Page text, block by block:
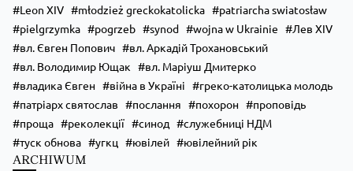
Leon XIV
młodzież greckokatolicka
patriarcha swiatosław
pielgrzymka
pogrzeb synod wojna w Ukrainie
Лев XIV
вл. Євген Попович
вл. Аркадій Трохановський
вл. Володимир Ющак
вл. Маріуш Дмитерко
владика Євген
війна в Україні
греко-католицька молодь
патріарх святослав
послання похорон
проповідь
проща
реколекції синод
служебниці НДМ
туск обнова
угкц ювілей ювілейний рік
ARCHIWUM